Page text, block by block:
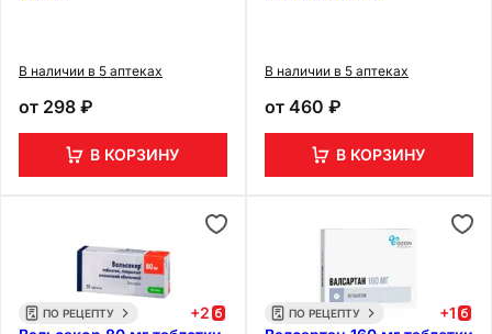
В наличии в 5 аптеках
от 298 ₽
В КОРЗИНУ
В наличии в 5 аптеках
от 460 ₽
В КОРЗИНУ
ПО РЕЦЕПТУ +2
ПО РЕЦЕПТУ +1